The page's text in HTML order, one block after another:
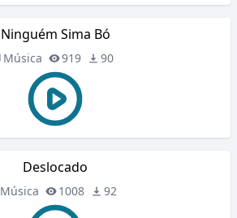
Ninguém Sima Bó
Música 919 90
Deslocado
Música 1008 92